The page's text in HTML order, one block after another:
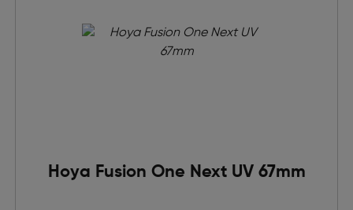
Hoya Fusion One Next UV 67mm